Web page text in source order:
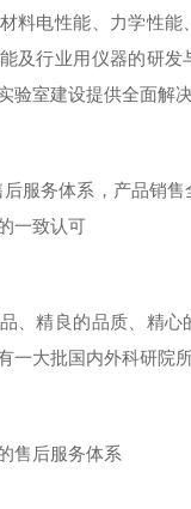
料电性能、力学性能
及行业用仪器的研发
验室建设提供全面解
服务体系，产品销
一致认可
、精良的品质、精心
一大批国内外科研院
售后服务体系